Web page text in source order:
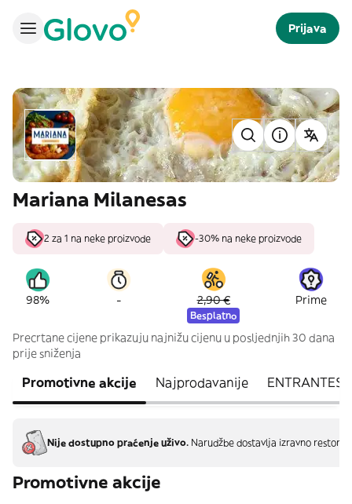
Prijava
Mariana Milanesas
2 za 1 na neke proizvode -30% na neke proizvode
98% - 2,90 €
Besplatno
Prime
Precrtane cijene prikazuju najnižu cijenu u posljednjih 30 dana
prije sniženja
Promotivne akcije Najprodavanije ENTRANTES
Nije dostupno praćenje uživo. Narudžbe dostavlja izravno
Promotivne akcije